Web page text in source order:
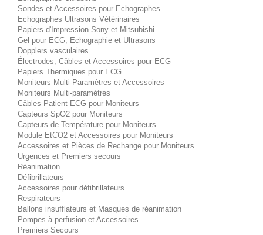
Sondes et Accessoires pour Echographes
Echographes Ultrasons Vétérinaires
Papiers d'Impression Sony et Mitsubishi
Gel pour ECG, Echographie et Ultrasons
Dopplers vasculaires
Électrodes, Câbles et Accessoires pour ECG
Papiers Thermiques pour ECG
Moniteurs Multi-Paramètres et Accessoires
Moniteurs Multi-paramètres
Câbles Patient ECG pour Moniteurs
Capteurs SpO2 pour Moniteurs
Capteurs de Température pour Moniteurs
Module EtCO2 et Accessoires pour Moniteurs
Accessoires et Pièces de Rechange pour Moniteurs
Urgences et Premiers secours
Réanimation
Défibrillateurs
Accessoires pour défibrillateurs
Respirateurs
Ballons insufflateurs et Masques de réanimation
Pompes à perfusion et Accessoires
Premiers Secours